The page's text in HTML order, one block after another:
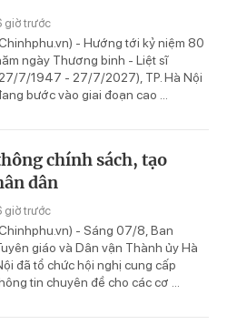
giờ trước
- Hướng tới kỷ niệm 80
ngày Thương binh - Liệt sĩ
7/1947 - 27/7/2027), TP. Hà Nội
bước vào giai đoạn cao ...
chính sách, tạo
dân
giờ trước
- Sáng 07/8, Ban
giáo và Dân vận Thành ủy Hà
đã tổ chức hội nghị cung cấp
tin chuyên đề cho các cơ ...